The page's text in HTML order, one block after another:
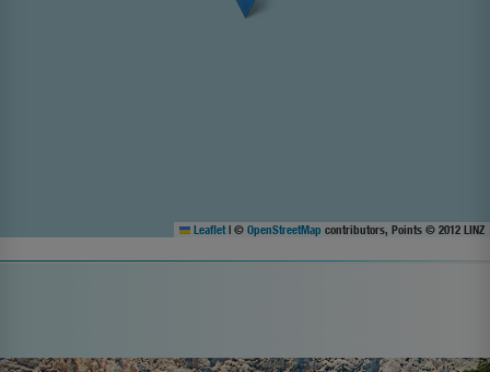
Leaflet | © OpenStreetMap contributors, Points © 2012 LINZ